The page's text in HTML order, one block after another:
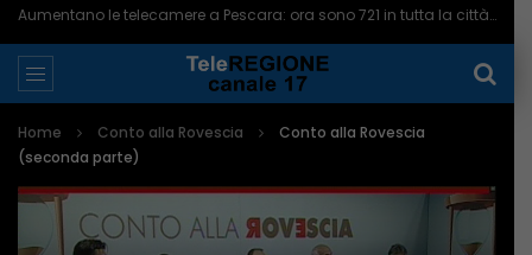
Aumentano le telecamere a Pescara: ora sono 721 in tutta la città – 07/08/2026
Home Conto alla Rovescia
Conto alla Rovescia
(seconda parte)